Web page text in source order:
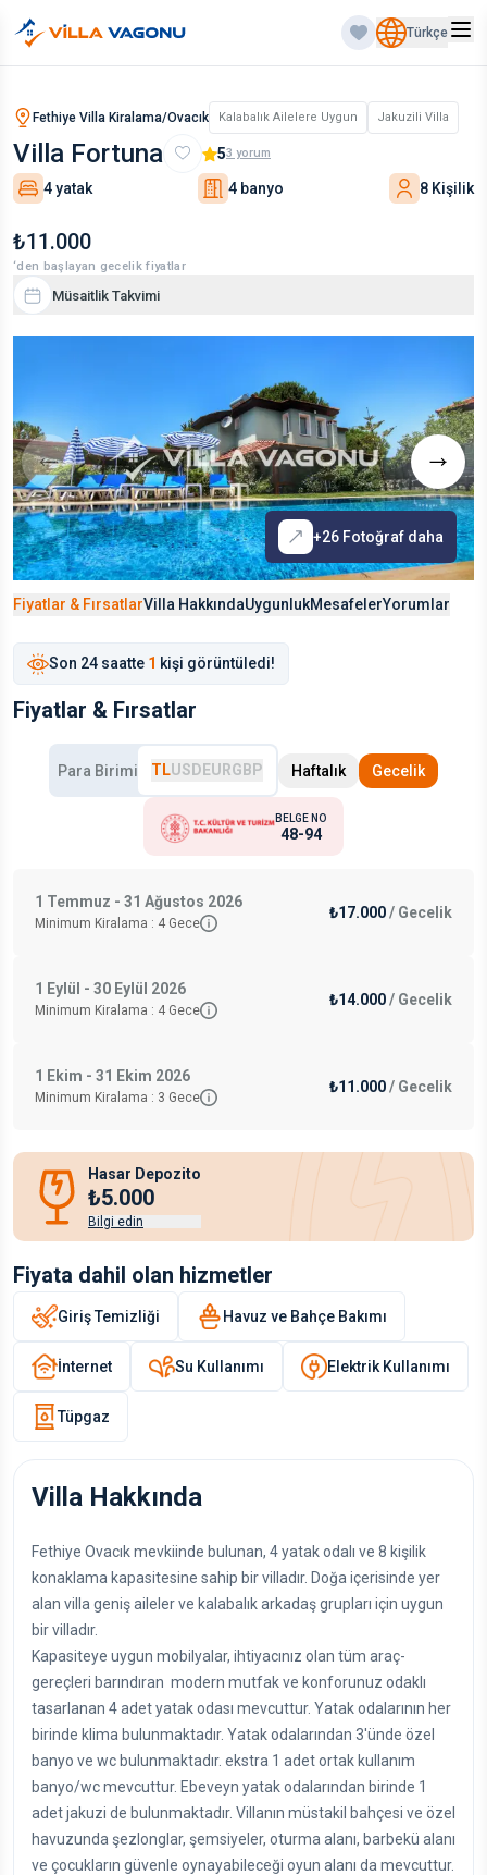
Türkçe
Fethiye Villa Kiralama/Ovacık Kalabalık Ailelere Uygun Jakuzili Villa
Villa Fortuna 53 yorum
4 yatak 4 banyo 8 Kişilik
₺11.000
‘den başlayan gecelik fiyatlar
Müsaitlik Takvimi
+26 Fotoğraf daha
Fiyatlar & FırsatlarVilla HakkındaUygunlukMesafelerYorumlar
Son 24 saatte 1 kişi görüntüledi!
Fiyatlar & Fırsatlar
Para Birimi TLUSD EURGBP Haftalık Gecelik
BELGE NO
48-94
1 Temmuz - 31 Ağustos 2026
Minimum Kiralama : 4 Gece
₺17.000/ Gecelik
1 Eylül - 30 Eylül 2026
Minimum Kiralama : 4 Gece
₺14.000/ Gecelik
1 Ekim - 31 Ekim 2026
Minimum Kiralama : 3 Gece
₺11.000/ Gecelik
Hasar Depozito
₺5.000
Bilgi edin
Fiyata dahil olan hizmetler
Giriş Temizliği Havuz ve Bahçe Bakımı
İnternet Su Kullanımı Elektrik Kullanımı
Tüpgaz
Villa Hakkında
Fethiye Ovacık mevkiinde bulunan, 4 yatak odalı ve 8 kişilik
konaklama kapasitesine sahip bir villadır. Doğa içerisinde yer
alan villa geniş aileler ve kalabalık arkadaş grupları için uygun
bir villadır.
Kapasiteye uygun mobilyalar, ihtiyacınız olan tüm araç-
gereçleri barındıran modern mutfak ve konforunuz odaklı
tasarlanan 4 adet yatak odası mevcuttur. Yatak odalarının her
birinde klima bulunmaktadır. Yatak odalarından 3'ünde özel
banyo ve wc bulunmaktadır. ekstra 1 adet ortak kullanım
banyo/wc mevcuttur. Ebeveyn yatak odalarından birinde 1
adet jakuzi de bulunmaktadır. Villanın müstakil bahçesi ve özel
havuzunda şezlonglar, şemsiyeler, oturma alanı, barbekü alanı
ve çocukların güvenle oynayabileceği oyun alanı da mevcuttur.